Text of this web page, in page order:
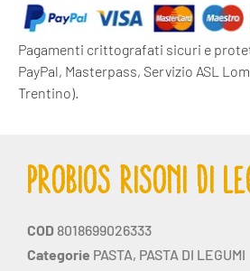
Pagamenti crittografati sicuri e
PayPal, Masterpass, Servizio ASL
Trentino).
PROBIOS RISONI DI
COD 8018699026333
Categorie PASTA, PASTA DI LEGUMI